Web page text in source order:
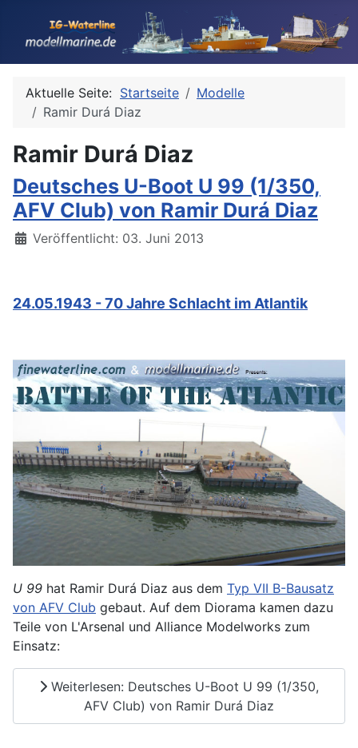
Aktuelle Seite: Startseite
Modelle
Ramir Durá Diaz
Ramir Durá Diaz
Deutsches U-Boot U 99 (1/350,
AFV Club) von Ramir Durá Diaz
Details
Veröffentlicht: 03. Juni 2013
24.05.1943 - 70 Jahre Schlacht im Atlantik
U 99 hat Ramir Durá Diaz aus dem Typ VII B-Bausatz
von AFV Club gebaut. Auf dem Diorama kamen dazu
Teile von L'Arsenal und Alliance Modelworks zum
Einsatz:
Weiterlesen: Deutsches U-Boot U 99 (1/350,
AFV Club) von Ramir Durá Diaz